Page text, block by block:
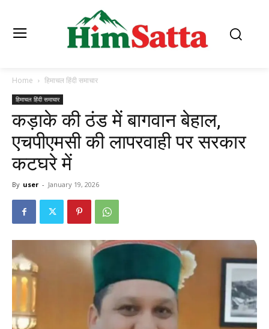
Home हिमाचल हिंदी समाचार
हिमाचल हिंदी समाचार
कड़ाके की ठंड में बागवान बेहाल,
एचपीएमसी की लापरवाही पर सरकार
कटघरे में
By user - January 19, 2026